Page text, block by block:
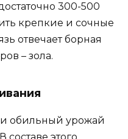
300-500
крепкие и сочные
отвечает борная
– зола.
обильный урожай